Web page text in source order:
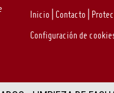
Inicio Contacto
Configuración de